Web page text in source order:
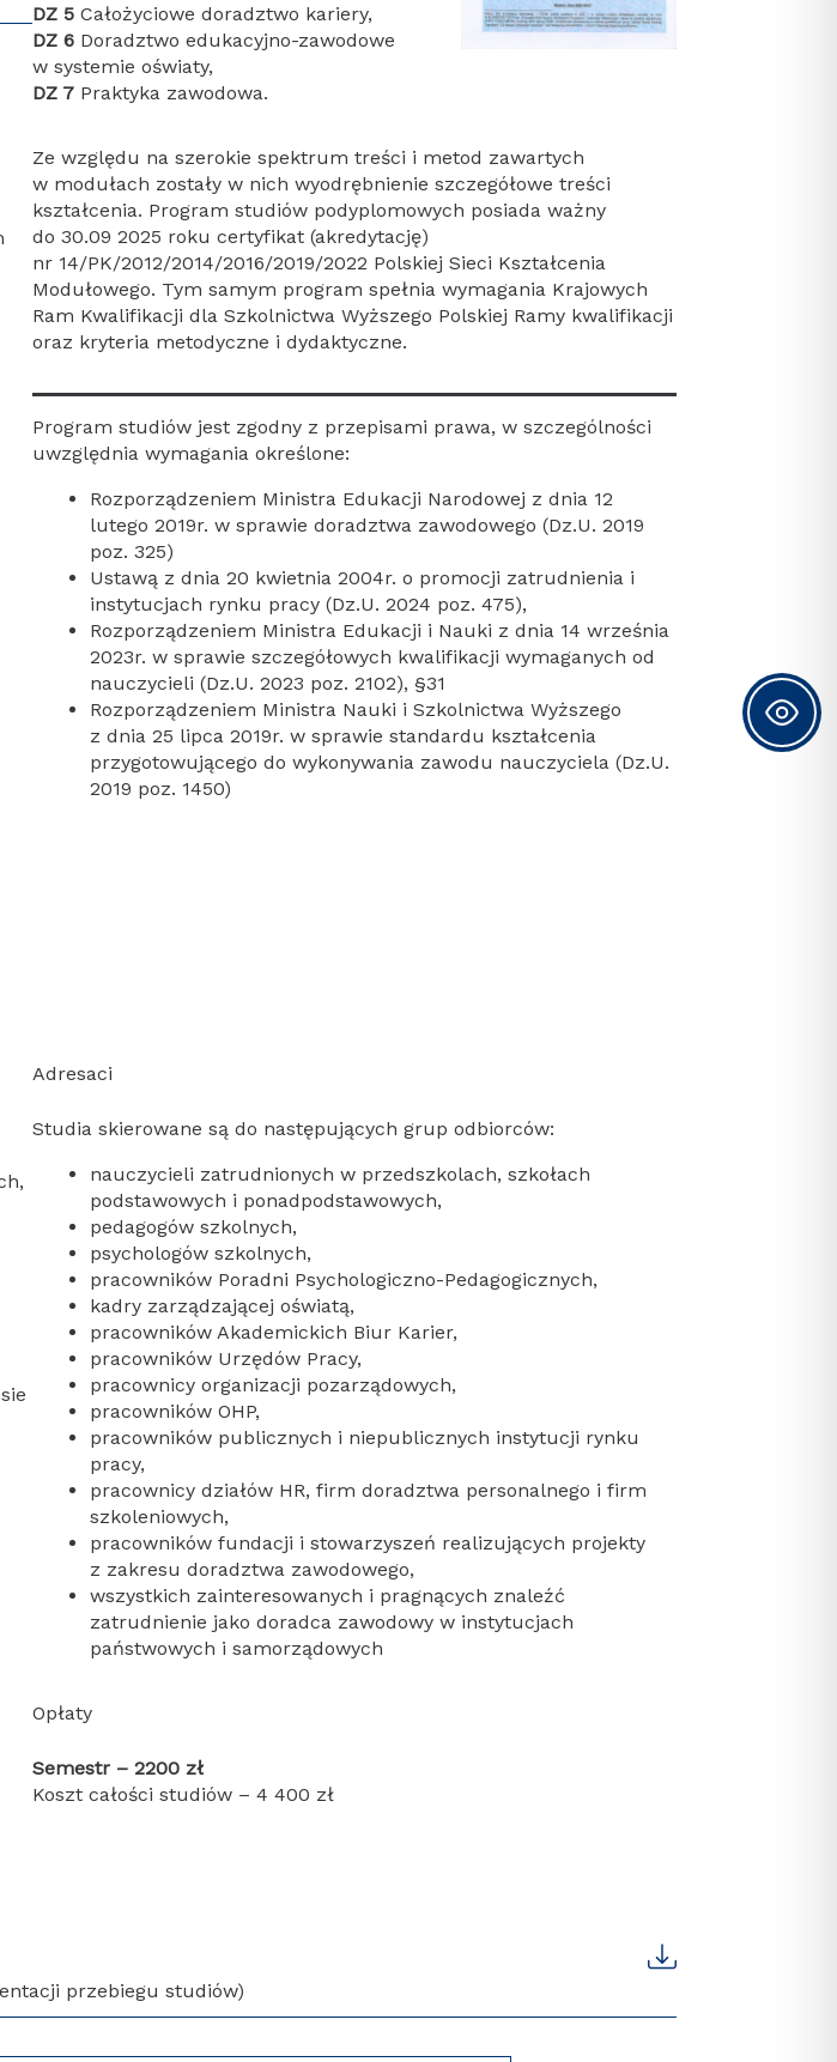
DZ 5 Całożyciowe doradztwo kariery,
DZ 6 Doradztwo edukacyjno-zawodowe
w systemie oświaty,
DZ 7 Praktyka zawodowa.
Ze względu na szerokie spektrum treści i metod zawartych
w modułach zostały w nich wyodrębnienie szczegółowe treści
kształcenia. Program studiów podyplomowych posiada ważny
do 30.09 2025 roku certyfikat (akredytację)
nr 14/PK/2012/2014/2016/2019/2022 Polskiej Sieci Kształcenia
Modułowego. Tym samym program spełnia wymagania Krajowych
Ram Kwalifikacji dla Szkolnictwa Wyższego Polskiej Ramy kwalifikacji
oraz kryteria metodyczne i dydaktyczne.
Program studiów jest zgodny z przepisami prawa, w szczególności
uwzględnia wymagania określone:
Rozporządzeniem Ministra Edukacji Narodowej z dnia 12
lutego 2019r. w sprawie doradztwa zawodowego (Dz.U. 2019
poz. 325)
Ustawą z dnia 20 kwietnia 2004r. o promocji zatrudnienia i
instytucjach rynku pracy (Dz.U. 2024 poz. 475),
Rozporządzeniem Ministra Edukacji i Nauki z dnia 14 września
2023r. w sprawie szczegółowych kwalifikacji wymaganych od
nauczycieli (Dz.U. 2023 poz. 2102), §31
Rozporządzeniem Ministra Nauki i Szkolnictwa Wyższego
z dnia 25 lipca 2019r. w sprawie standardu kształcenia
przygotowującego do wykonywania zawodu nauczyciela (Dz.U.
2019 poz. 1450)
Adresaci
Studia skierowane są do następujących grup odbiorców:
nauczycieli zatrudnionych w przedszkolach, szkołach
podstawowych i ponadpodstawowych,
pedagogów szkolnych,
psychologów szkolnych,
pracowników Poradni Psychologiczno-Pedagogicznych,
kadry zarządzającej oświatą,
pracowników Akademickich Biur Karier,
pracowników Urzędów Pracy,
pracownicy organizacji pozarządowych,
pracowników OHP,
pracowników publicznych i niepublicznych instytucji rynku
pracy,
pracownicy działów HR, firm doradztwa personalnego i firm
szkoleniowych,
pracowników fundacji i stowarzyszeń realizujących projekty
z zakresu doradztwa zawodowego,
wszystkich zainteresowanych i pragnących znaleźć
zatrudnienie jako doradca zawodowy w instytucjach
państwowych i samorządowych
Opłaty
Semestr – 2200 zł
Koszt całości studiów – 4 400 zł
przebiegu studiów)